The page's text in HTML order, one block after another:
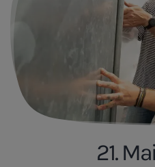
21.